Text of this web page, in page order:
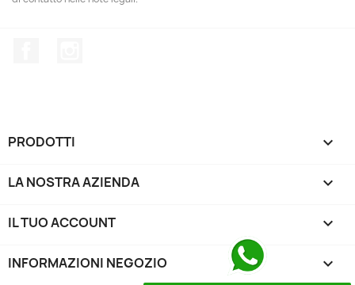
PRODOTTI 
LA NOSTRA AZIENDA 
IL TUO ACCOUNT 
INFORMAZIONI NEGOZIO keyboard_arrow_down